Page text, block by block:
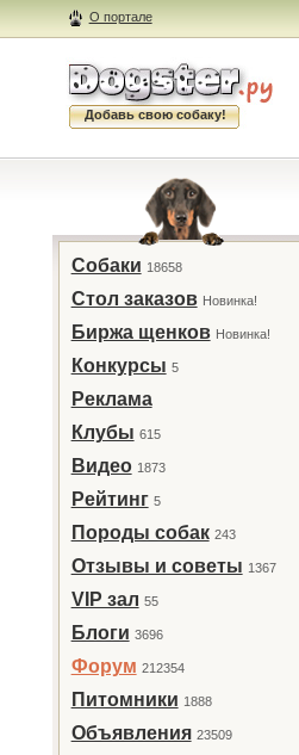
О портале
Добавь свою собаку!
Собаки 18658
Стол заказов Новинка!
Биржа щенков Новинка!
Конкурсы 5
Реклама
Клубы 615
Видео 1873
Рейтинг 5
Породы собак 243
Отзывы и советы 1367
VIP зал 55
Блоги 3696
Форум 212354
Питомники 1888
Объявления 23509